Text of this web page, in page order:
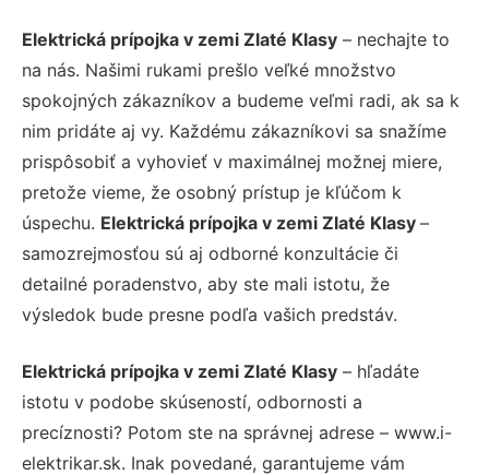
Elektrická prípojka v zemi Zlaté Klasy – nechajte to
na nás. Našimi rukami prešlo veľké množstvo
spokojných zákazníkov a budeme veľmi radi, ak sa k
nim pridáte aj vy. Každému zákazníkovi sa snažíme
prispôsobiť a vyhovieť v maximálnej možnej miere,
pretože vieme, že osobný prístup je kľúčom k
úspechu. Elektrická prípojka v zemi Zlaté Klasy –
samozrejmosťou sú aj odborné konzultácie či
detailné poradenstvo, aby ste mali istotu, že
výsledok bude presne podľa vašich predstáv.
Elektrická prípojka v zemi Zlaté Klasy – hľadáte
istotu v podobe skúseností, odbornosti a
precíznosti? Potom ste na správnej adrese – www.i-
elektrikar.sk. Inak povedané, garantujeme vám